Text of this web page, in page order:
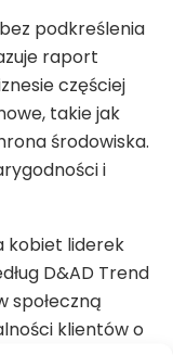
podkreślenia
raport
częściej
takie jak
środowiska.
i
kobiet liderek
D&AD Trend
społeczną
klientów o